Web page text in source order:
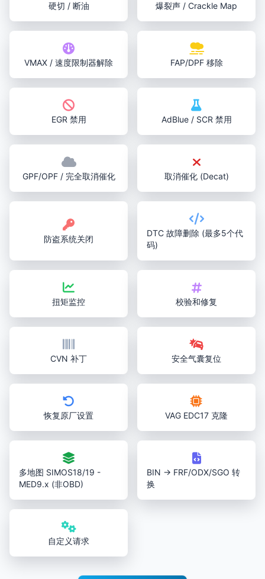
硬切 / 断油 爆裂声 / Crackle Map
VMAX / 速度限制器解除 FAP/DPF 移除
EGR 禁用 AdBlue / SCR 禁用
GPF/OPF / 完全取消催化 取消催化 (Decat)
防盗系统关闭
DTC 故障删除 (最多5个代
码)
扭矩监控 校验和修复
CVN 补丁 安全气囊复位
恢复原厂设置 VAG EDC17 克隆
多地图 SIMOS18/19 -
MED9.x (非OBD)
BIN → FRF/ODX/SGO 转
换
自定义请求